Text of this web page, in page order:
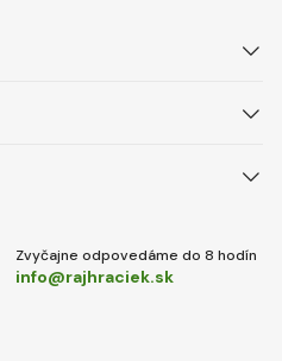
Zvyčajne odpovedáme do 8 hodín
info@rajhraciek.sk